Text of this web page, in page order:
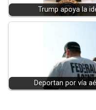
Trump apoya la
Deportan por vía